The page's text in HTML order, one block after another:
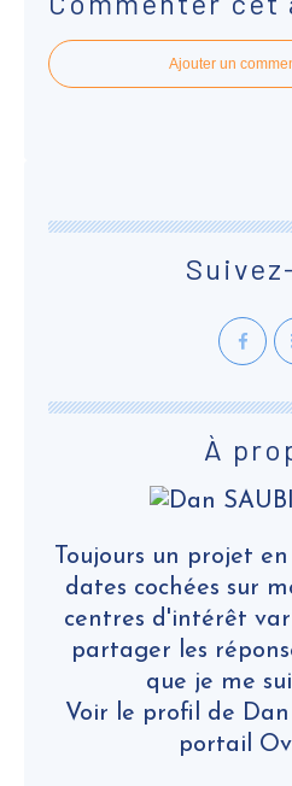
Ajouter un
À
Toujours un projet
dates cochées sur
centres d'intérêt
partager les
que je me
Voir le profil de
portail